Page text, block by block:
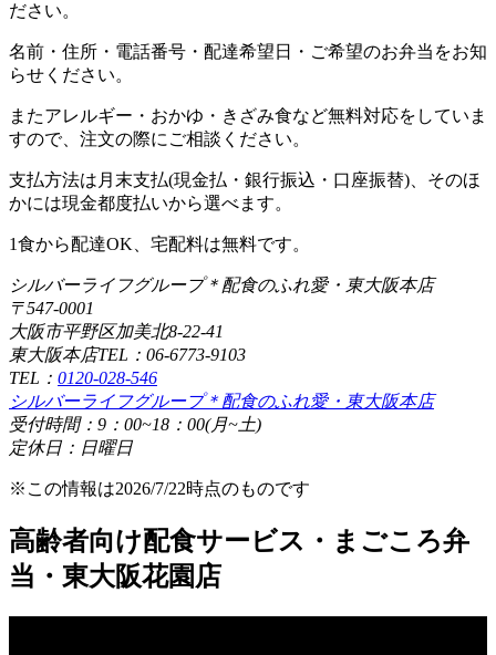
ださい。
名前・住所・電話番号・配達希望日・ご希望のお弁当をお知
らせください。
またアレルギー・おかゆ・きざみ食など無料対応をしていま
すので、注文の際にご相談ください。
支払方法は月末支払(現金払・銀行振込・口座振替)、そのほ
かには現金都度払いから選べます。
1食から配達OK、宅配料は無料です。
シルバーライフグループ＊配食のふれ愛・東大阪本店
〒547-0001
大阪市平野区加美北8-22-41
東大阪本店TEL：06-6773-9103
TEL： 0120-028-546
シルバーライフグループ＊配食のふれ愛・東大阪本店
受付時間：9：00~18：00(月~土)
定休日：日曜日
※この情報は2026/7/22時点のものです
高齢者向け配食サービス・まごころ弁
当・東大阪花園店